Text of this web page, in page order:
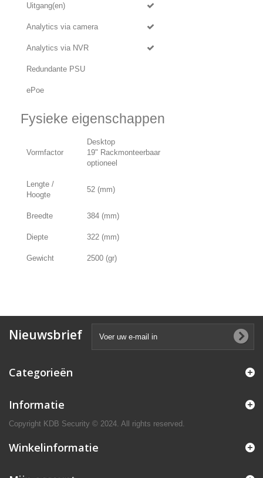
Uitgang(en)
Analytics via camera
Analytics via NVR
Redundante PSU
ePoe
Fysieke eigenschappen
Vormfactor
Desktop
19" Rackmonteerbaar
optioneel
Lengte /
Hoogte
52 (mm)
Breedte 384 (mm)
Diepte 322 (mm)
Gewicht 2500 (gr)
Nieuwsbrief
Categorieën
Informatie
Copyright KDB Security © 2024. All rights reserved.
Winkelinformatie